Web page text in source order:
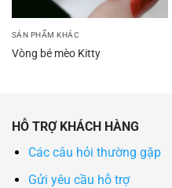
SẢN PHẨM KHÁC
Vòng bé mèo Kitty
HỖ TRỢ KHÁCH HÀNG
Các câu hỏi thường gặp
Gửi yêu cầu hỗ trợ